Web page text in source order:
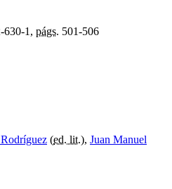
630-1, págs. 501-506
(ed. lit.), Juan Manuel